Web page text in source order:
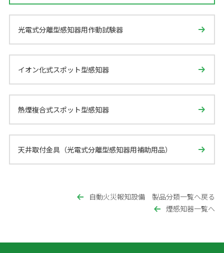
光電式分離型感知器用作動試験器
イオン化式スポット型感知器
熱煙複合式スポット型感知器
天井取付金具（光電式分離型感知器用補助用品）
自動火災報知設備 製品分類一覧へ戻る
煙感知器一覧へ